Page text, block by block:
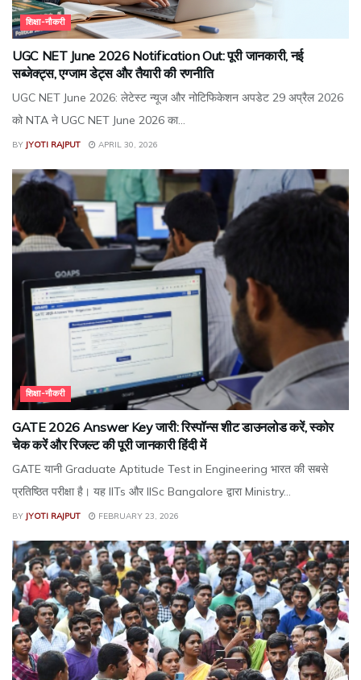
शिक्षा-नौकरी
UGC NET June 2026 Notification Out: पूरी जानकारी, नई
सब्जेक्ट्स, एग्जाम डेट्स और तैयारी की रणनीति
UGC NET June 2026: लेटेस्ट न्यूज और नोटिफिकेशन अपडेट 29 अप्रैल 2026
को NTA ने UGC NET June 2026 का...
BY JYOTI RAJPUT APRIL 30, 2026
शिक्षा-नौकरी
GATE 2026 Answer Key जारी: रिस्पॉन्स शीट डाउनलोड करें, स्कोर
चेक करें और रिजल्ट की पूरी जानकारी हिंदी में
GATE यानी Graduate Aptitude Test in Engineering भारत की सबसे
प्रतिष्ठित परीक्षा है। यह IITs और IISc Bangalore द्वारा Ministry...
BY JYOTI RAJPUT FEBRUARY 23, 2026